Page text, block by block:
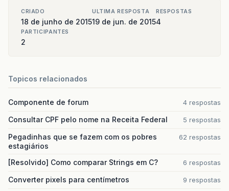
CRIADO
18 de junho de 2015
ULTIMA RESPOSTA
19 de jun. de 2015
RESPOSTAS
4
PARTICIPANTES
2
Topicos relacionados
Componente de forum 4 respostas
Consultar CPF pelo nome na Receita Federal 5 respostas
Pegadinhas que se fazem com os pobres
estagiários
62 respostas
[Resolvido] Como comparar Strings em C? 6 respostas
Converter pixels para centímetros 9 respostas